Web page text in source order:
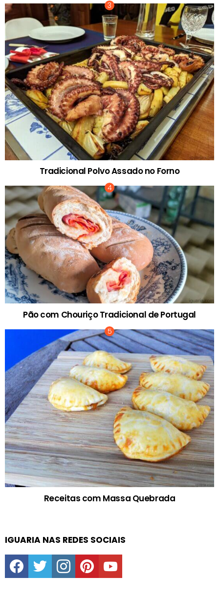
Tradicional Polvo Assado no Forno
Pão com Chouriço Tradicional de Portugal
Receitas com Massa Quebrada
IGUARIA NAS REDES SOCIAIS
facebooktwitter instagrampinterestyoutube